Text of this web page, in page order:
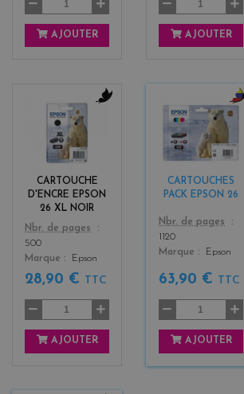
AJOUTER AJOUTER
CARTOUCHE
D'ENCRE EPSON
26 XL NOIR
Color
k
Nbr. de pages
500
Marque
Epson
28,90 € TTC
AJOUTER
CARTOUCHES
PACK EPSON 26
Color
b
a
c
k
+
Nbr. de pages
1120
Marque
Epson
63,90 € TTC
AJOUTER